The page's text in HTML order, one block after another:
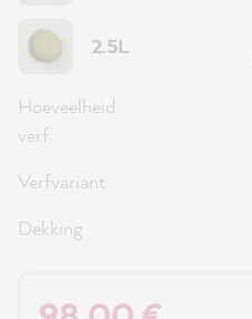
2.5L
Hoeveelheid
verf
Verfvariant
Dekking